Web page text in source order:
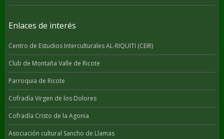
Enlaces de interés
Centro de Estudios Interculturales AL-RIQUITI (CEIR)
Club de Montaña Valle de Ricote
Parroquia de Ricote
Cofradía Virgen de los Dolores
Cofradía Cristo de la Agonia
Asociación cultural Sancho de Llamas